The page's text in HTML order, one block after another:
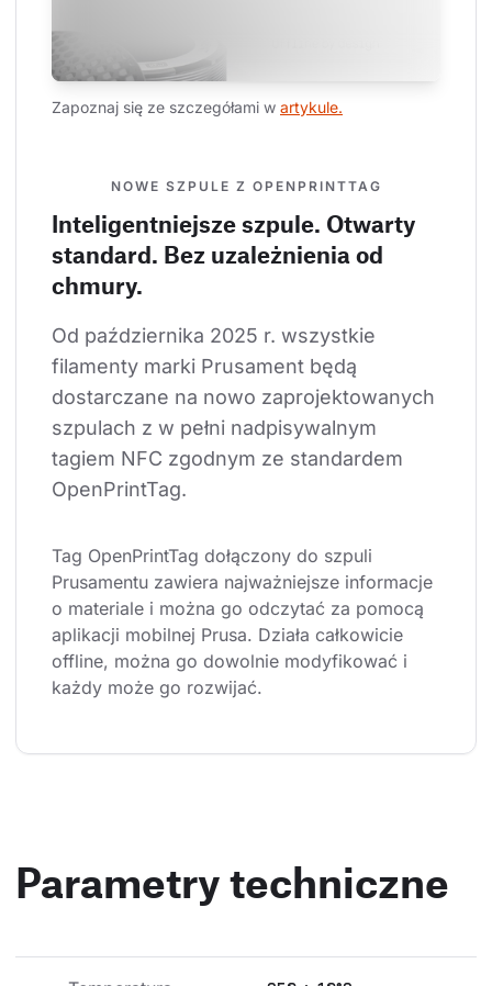
Zapoznaj się ze szczegółami w artykule.
NOWE SZPULE Z OPENPRINTTAG
Inteligentniejsze szpule. Otwarty
standard. Bez uzależnienia od
chmury.
Od października 2025 r. wszystkie
filamenty marki Prusament będą
dostarczane na nowo zaprojektowanych
szpulach z w pełni nadpisywalnym
tagiem NFC zgodnym ze standardem
OpenPrintTag.
Tag OpenPrintTag dołączony do szpuli
Prusamentu zawiera najważniejsze informacje
o materiale i można go odczytać za pomocą
aplikacji mobilnej Prusa. Działa całkowicie
offline, można go dowolnie modyfikować i
każdy może go rozwijać.
Parametry techniczne